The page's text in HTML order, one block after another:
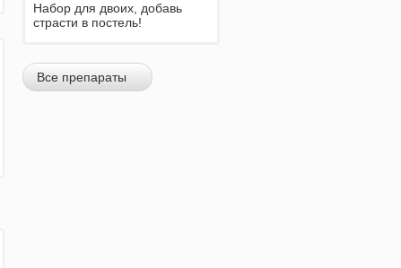
Набор для двоих, добавь
страсти в постель!
Все препараты